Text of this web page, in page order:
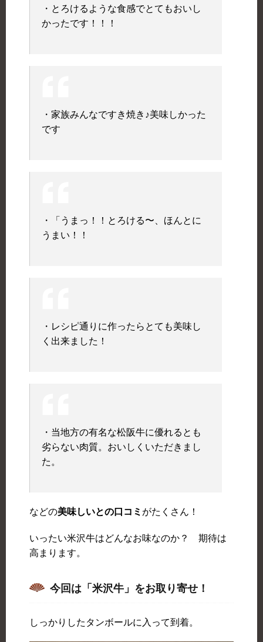
・とろけるような食感でとてもおいし
かったです！！！
・家族みんなですき焼き♪美味しかった
です
・「うまっ！！とろける〜、ほんとに
うまい！！
・レシピ通りに作ったらとても美味し
く出来ました！
・当地方の有名な松阪牛に優れるとも
劣らない肉質。おいしくいただきまし
た。
などの美味しいとの口コミ がたくさん！
いったい米沢牛はどんなお味なのか？ 期待は
高まります。
今回は「米沢牛」をお取り寄せ！
しっかりしたタンボールに入って到着。